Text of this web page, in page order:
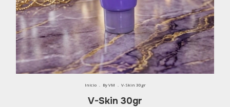
Início By VM V-Skin 30gr
V-Skin 30gr